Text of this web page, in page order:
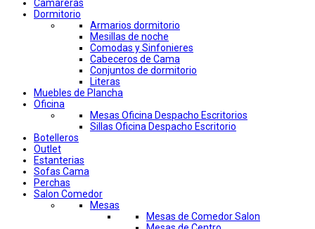
Camareras
Dormitorio
Armarios dormitorio
Mesillas de noche
Comodas y Sinfonieres
Cabeceros de Cama
Conjuntos de dormitorio
Literas
Muebles de Plancha
Oficina
Mesas Oficina Despacho Escritorios
Sillas Oficina Despacho Escritorio
Botelleros
Outlet
Estanterias
Sofas Cama
Perchas
Salon Comedor
Mesas
Mesas de Comedor Salon